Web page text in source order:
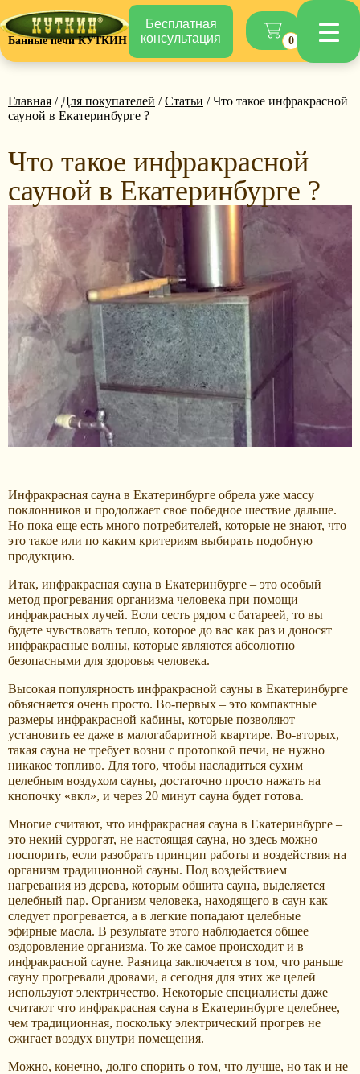
Банные печи КУТКИН
Бесплатная
консультация
0
Главная / Для покупателей /Статьи / Что такое инфракрасной
сауной в Екатеринбурге ?
Что такое инфракрасной
сауной в Екатеринбурге ?
Инфракрасная сауна в Екатеринбурге обрела уже массу
поклонников и продолжает свое победное шествие дальше.
Но пока еще есть много потребителей, которые не знают, что
это такое или по каким критериям выбирать подобную
продукцию.
Итак, инфракрасная сауна в Екатеринбурге – это особый
метод прогревания организма человека при помощи
инфракрасных лучей. Если сесть рядом с батареей, то вы
будете чувствовать тепло, которое до вас как раз и доносят
инфракрасные волны, которые являются абсолютно
безопасными для здоровья человека.
Высокая популярность инфракрасной сауны в Екатеринбурге
объясняется очень просто. Во-первых – это компактные
размеры инфракрасной кабины, которые позволяют
установить ее даже в малогабаритной квартире. Во-вторых,
такая сауна не требует возни с протопкой печи, не нужно
никакое топливо. Для того, чтобы насладиться сухим
целебным воздухом сауны, достаточно просто нажать на
кнопочку «вкл», и через 20 минут сауна будет готова.
Многие считают, что инфракрасная сауна в Екатеринбурге –
это некий суррогат, не настоящая сауна, но здесь можно
поспорить, если разобрать принцип работы и воздействия на
организм традиционной сауны. Под воздействием
нагревания из дерева, которым обшита сауна, выделяется
целебный пар. Организм человека, находящего в саун как
следует прогревается, а в легкие попадают целебные
эфирные масла. В результате этого наблюдается общее
оздоровление организма. То же самое происходит и в
инфракрасной сауне. Разница заключается в том, что раньше
сауну прогревали дровами, а сегодня для этих же целей
используют электричество. Некоторые специалисты даже
считают что инфракрасная сауна в Екатеринбурге целебнее,
чем традиционная, поскольку электрический прогрев не
сжигает воздух внутри помещения.
Можно, конечно, долго спорить о том, что лучше, но так и не